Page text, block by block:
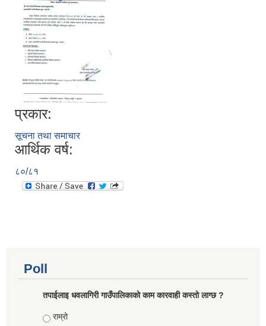
प्रकार:
सूचना तथा समाचार
आर्थिक वर्ष:
८०/८१
Poll
तपाईलाइ धवलागिरी गाउँपालिकाको काम कारवाही कस्तो लाग्छ ?
Choices
राम्रो